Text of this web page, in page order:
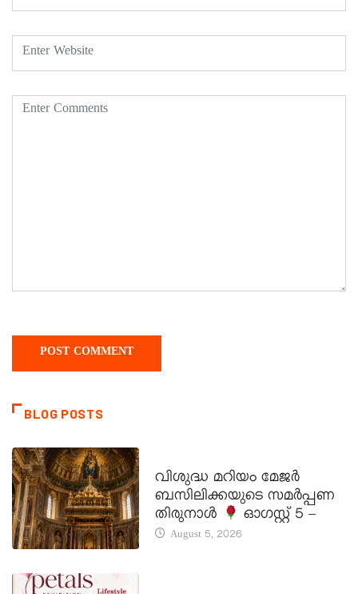
BLOG POSTS
വിശുദ്ധ മറിയം മേജർ
ബസിലിക്കയുടെ സമർപ്പണ
തിരുനാൾ
ഓഗസ്റ്റ് 5 –
August 5, 2026